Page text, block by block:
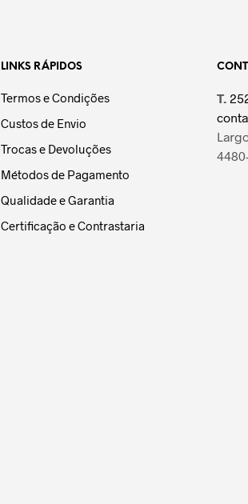
LINKS RÁPIDOS
Termos e Condições
Custos de Envio
Trocas e Devoluções
Métodos de Pagamento
Qualidade e Garantia
Certificação e Contrastaria
T.